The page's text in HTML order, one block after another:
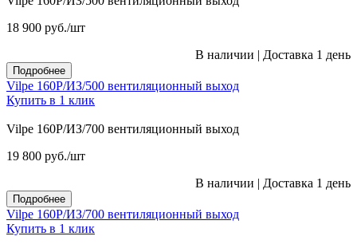
18 900 руб./шт
В наличии | Доставка 1 день
Подробнее
Vilpe 160P/ИЗ/500 вентиляционный выход
Купить в 1 клик
Vilpe 160P/ИЗ/700 вентиляционный выход
19 800 руб./шт
В наличии | Доставка 1 день
Подробнее
Vilpe 160P/ИЗ/700 вентиляционный выход
Купить в 1 клик